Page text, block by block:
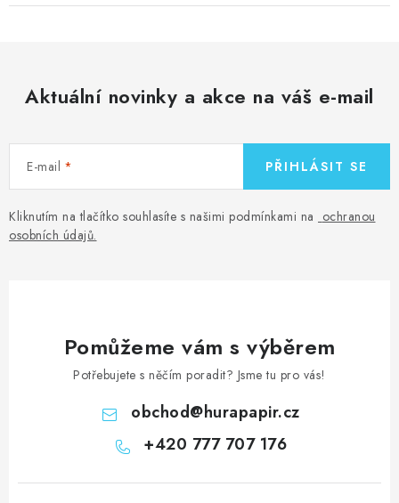
Aktuální novinky a akce na váš e-mail
E-mail
Kliknutím na tlačítko souhlasíte s našimi podmínkami na ochranou
osobních údajů.
PŘIHLÁSIT SE
Pomůžeme vám s výběrem
Potřebujete s něčím poradit? Jsme tu pro vás!
obchod@hurapapir.cz
+420 777 707 176